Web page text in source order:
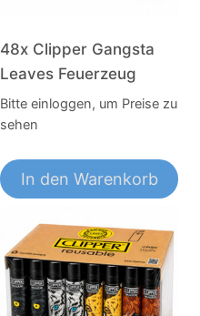
48x Clipper Gangsta
Leaves Feuerzeug
Bitte einloggen, um Preise zu
sehen
In den Warenkorb